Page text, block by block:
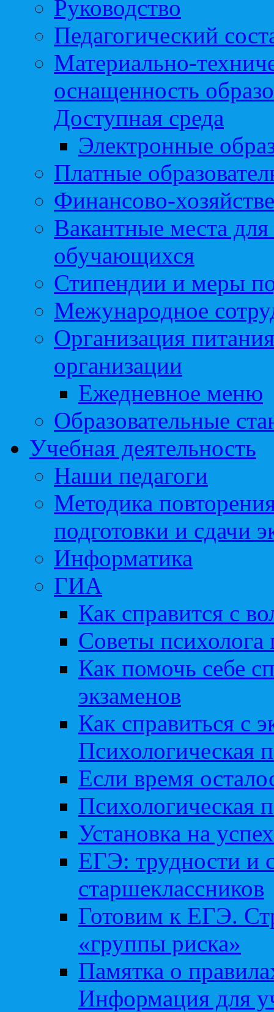
Руководство
Педагогический
Материально-
оснащенность
Доступная среда
Электронные
Платные
Финансово-
Вакантные места
обучающихся
Стипендии и меры
Межународное
Организация
организации
Ежедневное меню
Образовательные
Учебная деятельность
Наши педагоги
Методика
подготовки и сдачи
Информатика
ГИА
Как справится с
Советы
Как помочь себе
экзаменов
Как справиться с
Психологическая
Если время
Психологическая
Установка на успех
ЕГЭ: трудности и
старшеклассников
Готовим к ЕГЭ.
«группы риска»
Памятка о
Информация для